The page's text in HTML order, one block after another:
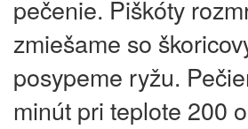
pečenie. Piškóty
zmiešame so
posypeme ryžu.
minút pri teplote 200